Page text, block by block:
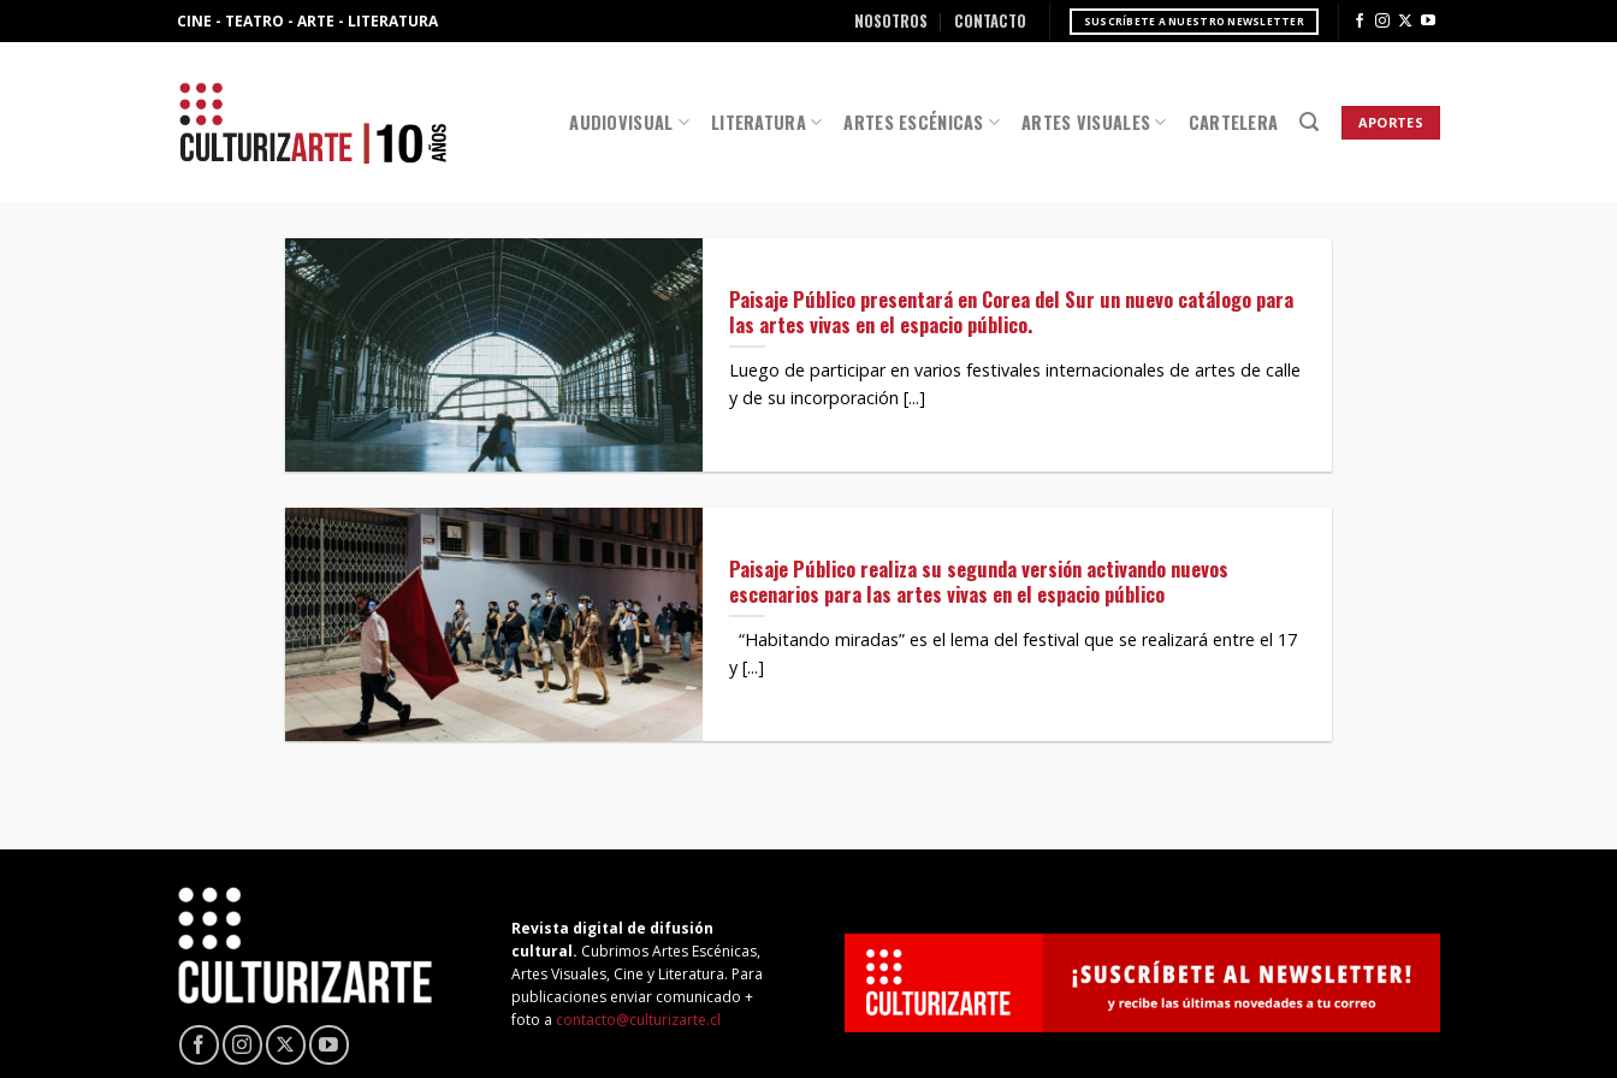
to
CINE - TEATRO - ARTE - LITERATURA NOSOTROS CONTACTO SUSCRÍBETE A NUESTRO NEWSLETTER
AUDIOVISUAL LITERATURA ARTES ESCÉNICAS ARTES VISUALES CARTELERA APORTES
Paisaje Público presentará en Corea del Sur un nuevo catálogo para
las artes vivas en el espacio público.
Luego de participar en varios festivales internacionales de artes de calle
y de su incorporación [...]
Paisaje Público realiza su segunda versión activando nuevos
escenarios para las artes vivas en el espacio público
“Habitando miradas” es el lema del festival que se realizará entre el 17
y [...]
Revista digital de difusión
cultural. Cubrimos Artes Escénicas,
Artes Visuales, Cine y Literatura. Para
publicaciones enviar comunicado +
foto a contacto@culturizarte.cl